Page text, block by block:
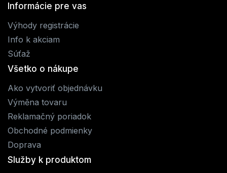
Informácie pre vas
Výhody registrácie
Info k akciam
Súťaž
Všetko o nákupe
Ako vytvoriť objednávku
Výměna tovaru
Reklamačný poriadok
Obchodné podmienky
Doprava
Služby k produktom